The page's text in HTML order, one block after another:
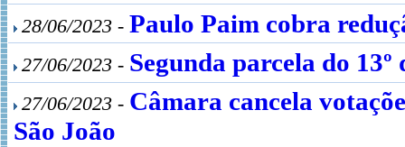
28/06/2023 - Paulo Paim cobra
27/06/2023 - Segunda parcela do 13º
27/06/2023 - Câmara cancela
São João